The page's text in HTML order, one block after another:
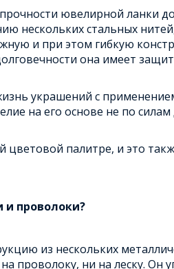
ювелирной ланки
нескольких стальных
и при этом гибкую
она имеет
украшений с
на его основе не по
палитре, и это
проволоки?
из нескольких
ни на леску. Он